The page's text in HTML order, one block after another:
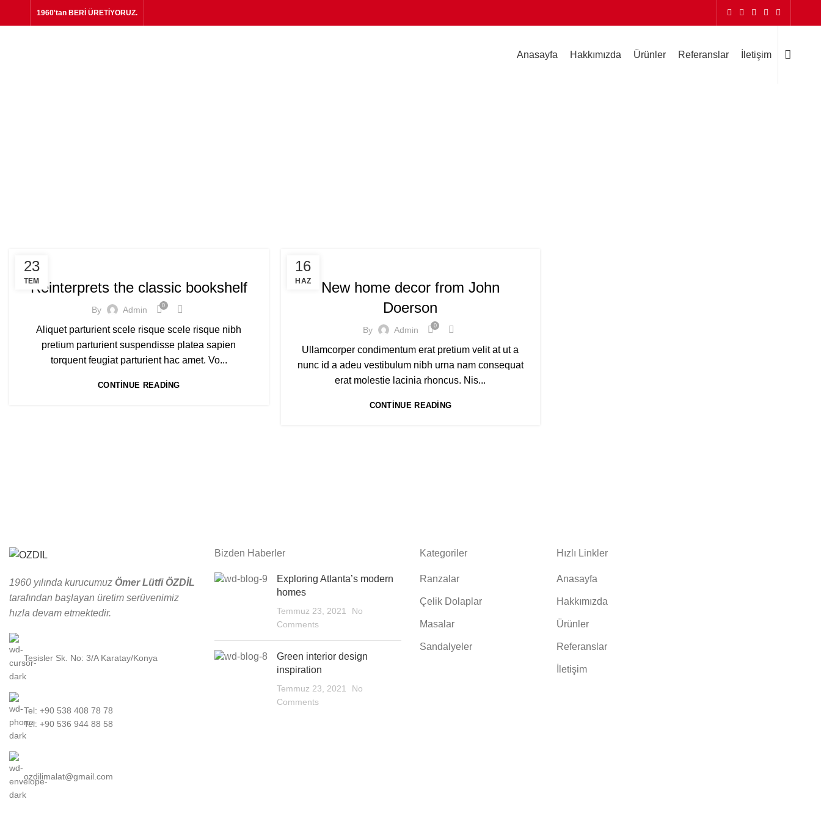
1960'tan BERİ ÜRETİYORUZ.
Anasayfa Hakkımızda Ürünler Referanslar İletişim
23
TEMReinterprets the classic bookshelf
By Admin 0
Aliquet parturient scele risque scele risque nibh
pretium parturient suspendisse platea sapien
torquent feugiat parturient hac amet. Vo...
CONTINUE READING
16
HAZ
New home decor from John
Doerson
By Admin 0
Ullamcorper condimentum erat pretium velit at ut a
nunc id a adeu vestibulum nibh urna nam consequat
erat molestie lacinia rhoncus. Nis...
CONTINUE READING
1960 yılında kurucumuz Ömer Lütfi ÖZDİL
tarafından başlayan üretim serüvenimiz
hızla devam etmektedir.
Tesisler Sk. No: 3/A Karatay/Konya
Tel: +90 538 408 78 78
Tel: +90 536 944 88 58
ozdilimalat@gmail.com
Bizden Haberler
Exploring Atlanta’s modern
homes
Temmuz 23, 2021
No
Comments
Green interior design
inspiration
Temmuz 23, 2021
No
Comments
Kategoriler
Ranzalar
Çelik Dolaplar
Masalar
Sandalyeler
Hızlı Linkler
Anasayfa
Hakkımızda
Ürünler
Referanslar
İletişim